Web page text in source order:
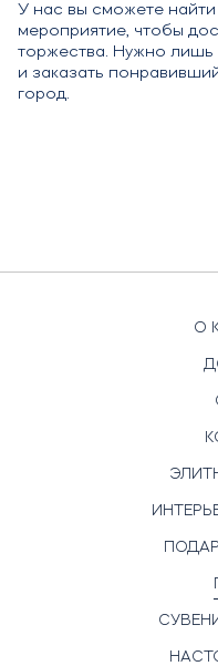
У нас вы сможете
мероприятие, чтобы
торжества. Нужно лишь
и заказать
город.
О